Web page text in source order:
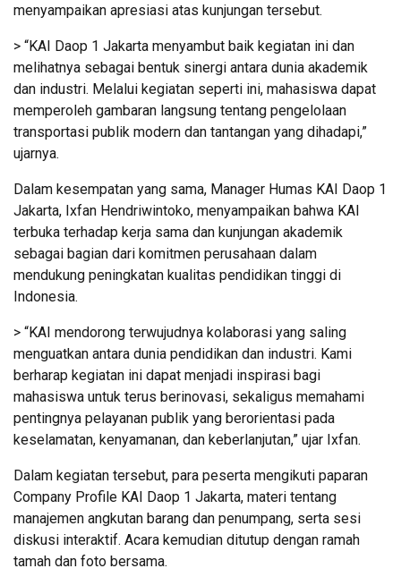
menyampaikan apresiasi atas kunjungan tersebut.
> “KAI Daop 1 Jakarta menyambut baik kegiatan ini dan
melihatnya sebagai bentuk sinergi antara dunia akademik
dan industri. Melalui kegiatan seperti ini, mahasiswa dapat
memperoleh gambaran langsung tentang pengelolaan
transportasi publik modern dan tantangan yang dihadapi,”
ujarnya.
Dalam kesempatan yang sama, Manager Humas KAI Daop 1
Jakarta, Ixfan Hendriwintoko, menyampaikan bahwa KAI
terbuka terhadap kerja sama dan kunjungan akademik
sebagai bagian dari komitmen perusahaan dalam
mendukung peningkatan kualitas pendidikan tinggi di
Indonesia.
> “KAI mendorong terwujudnya kolaborasi yang saling
menguatkan antara dunia pendidikan dan industri. Kami
berharap kegiatan ini dapat menjadi inspirasi bagi
mahasiswa untuk terus berinovasi, sekaligus memahami
pentingnya pelayanan publik yang berorientasi pada
keselamatan, kenyamanan, dan keberlanjutan,” ujar Ixfan.
Dalam kegiatan tersebut, para peserta mengikuti paparan
Company Profile KAI Daop 1 Jakarta, materi tentang
manajemen angkutan barang dan penumpang, serta sesi
diskusi interaktif. Acara kemudian ditutup dengan ramah
tamah dan foto bersama.